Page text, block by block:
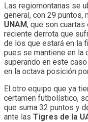
Las regiomontanas se
general, con 29 puntos,
UNAM, que son cuartas
reciente derrota que
de los que estará en la
pues se mantiene en la
superando en este
en la octava posición
El otro equipo que ya
certamen futbolístico,
que suma 32 puntos y
ante las Tigres de la